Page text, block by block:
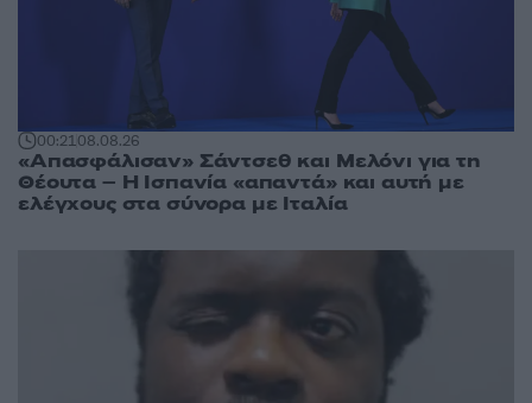
00:2108.08.26
«Απασφάλισαν» Σάντσεθ και Μελόνι για τη
Θέουτα – Η Ισπανία «απαντά» και αυτή με
ελέγχους στα σύνορα με Ιταλία